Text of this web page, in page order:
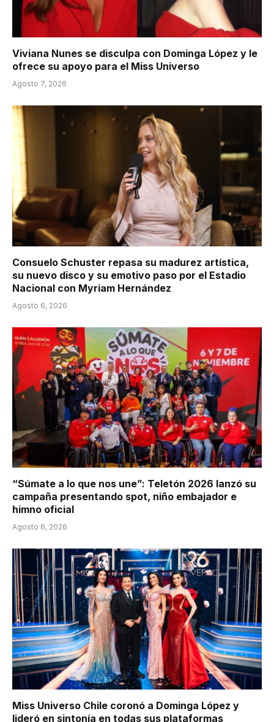
Viviana Nunes se disculpa con Dominga López y le
ofrece su apoyo para el Miss Universo
Agosto 7, 2026
Consuelo Schuster repasa su madurez artística,
su nuevo disco y su emotivo paso por el Estadio
Nacional con Myriam Hernández
Agosto 6, 2026
“Súmate a lo que nos une”: Teletón 2026 lanzó su
campaña presentando spot, niño embajador e
himno oficial
Agosto 6, 2026
Miss Universo Chile coronó a Dominga López y
lideró en sintonía en todas sus plataformas